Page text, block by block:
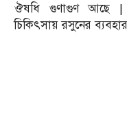
ঔষধি গুণাগুণ আছে |
চিকিৎসায় রসুনের